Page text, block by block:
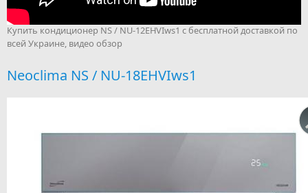
Купить кондиционер NS / NU-12EHVIws1 с бесплатной доставкой по
всей Украине, видео обзор
Neoclima NS / NU-18EHVIws1